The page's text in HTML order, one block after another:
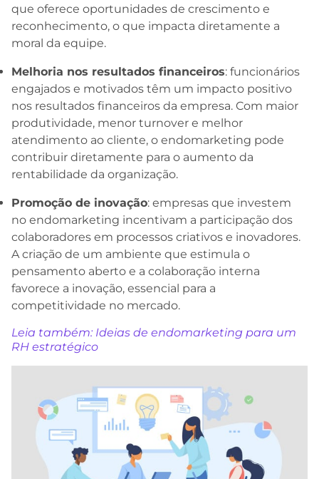
que oferece oportunidades de crescimento e
reconhecimento, o que impacta diretamente a
moral da equipe.
Melhoria nos resultados financeiros: funcionários
engajados e motivados têm um impacto positivo
nos resultados financeiros da empresa. Com maior
produtividade, menor turnover e melhor
atendimento ao cliente, o endomarketing pode
contribuir diretamente para o aumento da
rentabilidade da organização.
Promoção de inovação: empresas que investem
no endomarketing incentivam a participação dos
colaboradores em processos criativos e inovadores.
A criação de um ambiente que estimula o
pensamento aberto e a colaboração interna
favorece a inovação, essencial para a
competitividade no mercado.
Leia também: Ideias de endomarketing para um
RH estratégico